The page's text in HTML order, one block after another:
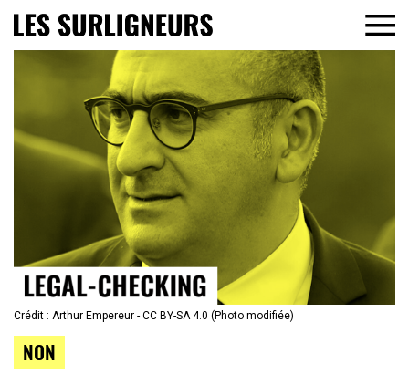
Crédit : Arthur Empereur - CC BY-SA 4.0 (Photo modifiée)
NON